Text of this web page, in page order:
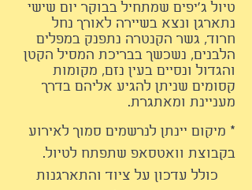
טיול ג'יפים שמתחיל בבוקר יום שישי
נתארגן ונצא בשיירה לאורך נחל
חרוד, גשר הקנטרה נתפנק במפלים
הלבנים, נשכשך בבריכת המסיל הקטן
והגדול ונסיים בעין נזם, מקומות
קסומים שניתן להגיע אליהם בדרך
מעניינת ומאתגרת.
* מיקום יינתן לנרשמים סמוך לאירוע
בקבוצת וואטסאפ שתפתח לטיול.
כולל עדכון על ציוד והתארגנות